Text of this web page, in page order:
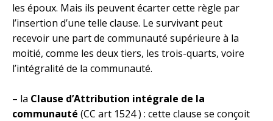
les époux. Mais ils peuvent écarter cette règle par
l’insertion d’une telle clause. Le survivant peut
recevoir une part de communauté supérieure à la
moitié, comme les deux tiers, les trois-quarts, voire
l’intégralité de la communauté.
– la Clause d’Attribution intégrale de la
communauté (CC art 1524 ) : cette clause se conçoit